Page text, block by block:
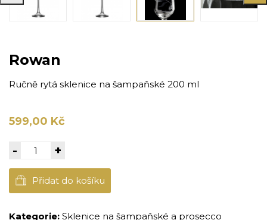
Rowan
Ručně rytá sklenice na šampaňské 200 ml
599,00 Kč
- +
Přidat do košíku
Kategorie: Sklenice na šampaňské a prosecco